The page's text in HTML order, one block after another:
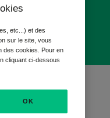
etc...) et des
sur le site, vous
des cookies. Pour en
cliquant ci-dessous
OK